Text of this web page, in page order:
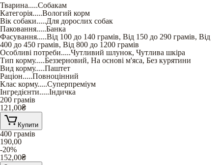
Тварина.....Собакам
Категорія.....Вологий корм
Вік собаки.....Для дорослих собак
Паковання.....Банка
Фасування.....Від 100 до 140 грамів, Від 150 до 290 грамів, Від
400 до 450 грамів, Від 800 до 1200 грамів
Особливі потреби.....Чутливий шлунок, Чутлива шкіра
Тип корму.....Беззерновий, На основі м'яса, Без курятини
Вид корму.....Паштет
Раціон.....Повноцінний
Клас корму.....Суперпреміум
Інгредієнти.....Індичка
200 грамів
121,00₴
Купити
400 грамів
190,00
-20%
152,00₴